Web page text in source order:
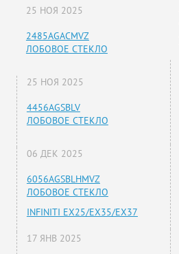
25 НОЯ 2025
2485AGACMVZ
ЛОБОВОЕ СТЕКЛО
25 НОЯ 2025
4456AGSBLV
ЛОБОВОЕ СТЕКЛО
06 ДЕК 2025
6056AGSBLHMVZ
ЛОБОВОЕ СТЕКЛО
INFINITI EX25/EX35/EX37
17 ЯНВ 2025